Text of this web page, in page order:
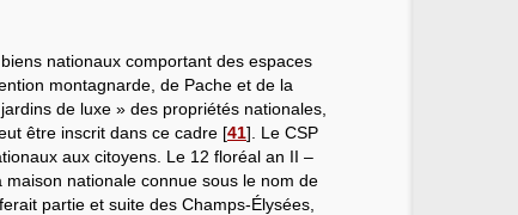
nationaux comportant des espaces
montagnarde, de Pache et de la
de luxe » des propriétés nationales,
être inscrit dans ce cadre [41] . Le CSP
aux citoyens. Le 12 floréal an II –
nationale connue sous le nom de
partie et suite des Champs-Élysées,